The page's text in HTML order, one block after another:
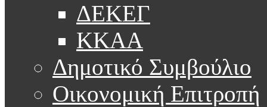
ΔΕΚΕΓ
ΚΚΑΑ
Δημοτικό Συμβούλιο
Οικονομική Επιτροπή